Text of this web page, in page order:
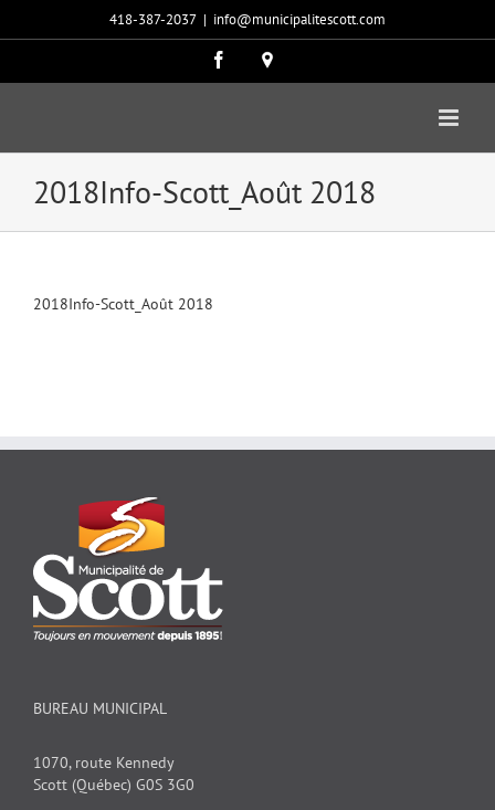
418-387-2037 | info@municipalitescott.com
Facebook
Carte
2018Info-Scott_Août 2018
2018Info-Scott_Août 2018
BUREAU MUNICIPAL
1070, route Kennedy
Scott (Québec) G0S 3G0